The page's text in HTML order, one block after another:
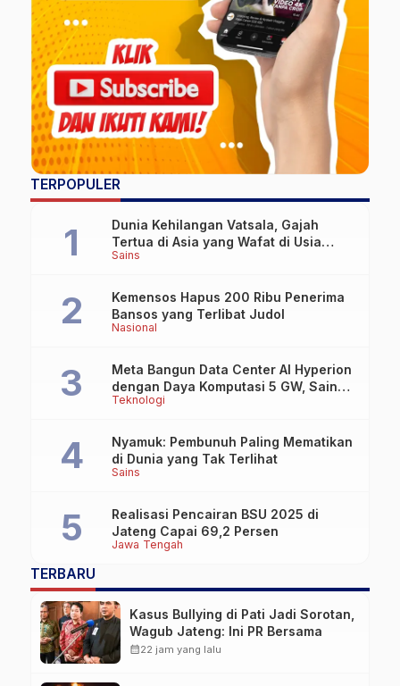
TERPOPULER
Sains
Dunia Kehilangan Vatsala, Gajah
Tertua di Asia yang Wafat di Usia
Lebih dari 100 Tahun
Nasional
Kemensos Hapus 200 Ribu Penerima
Bansos yang Terlibat Judol
Teknologi
Meta Bangun Data Center AI Hyperion
dengan Daya Komputasi 5 GW, Saingi
OpenAI dan Google
Sains
Nyamuk: Pembunuh Paling Mematikan
di Dunia yang Tak Terlihat
Jawa Tengah
Realisasi Pencairan BSU 2025 di
Jateng Capai 69,2 Persen
TERBARU
Kasus Bullying di Pati Jadi Sorotan,
Wagub Jateng: Ini PR Bersama
calendar_month22 jam yang lalu